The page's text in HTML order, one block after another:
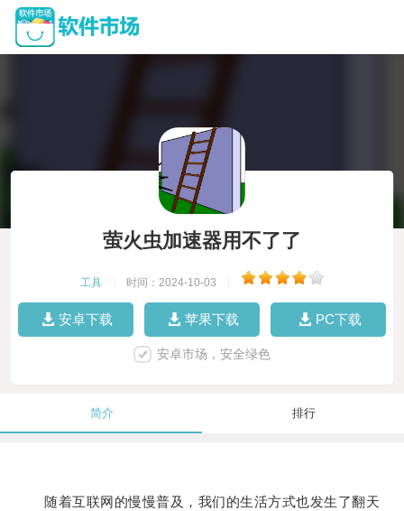
萤火虫加速器用不了了
工具 时间：2024-10-03
安卓下载 苹果下载 PC下载
安卓市场，安全绿色
简介 排行
随着互联网的慢慢普及，我们的生活方式也发生了翻天